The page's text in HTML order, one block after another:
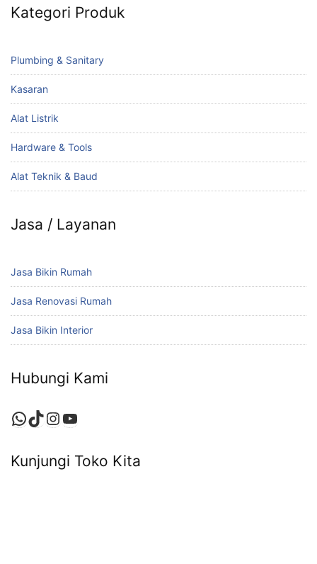
Kategori Produk
Plumbing & Sanitary
Kasaran
Alat Listrik
Hardware & Tools
Alat Teknik & Baud
Jasa / Layanan
Jasa Bikin Rumah
Jasa Renovasi Rumah
Jasa Bikin Interior
Hubungi Kami
Kunjungi Toko Kita